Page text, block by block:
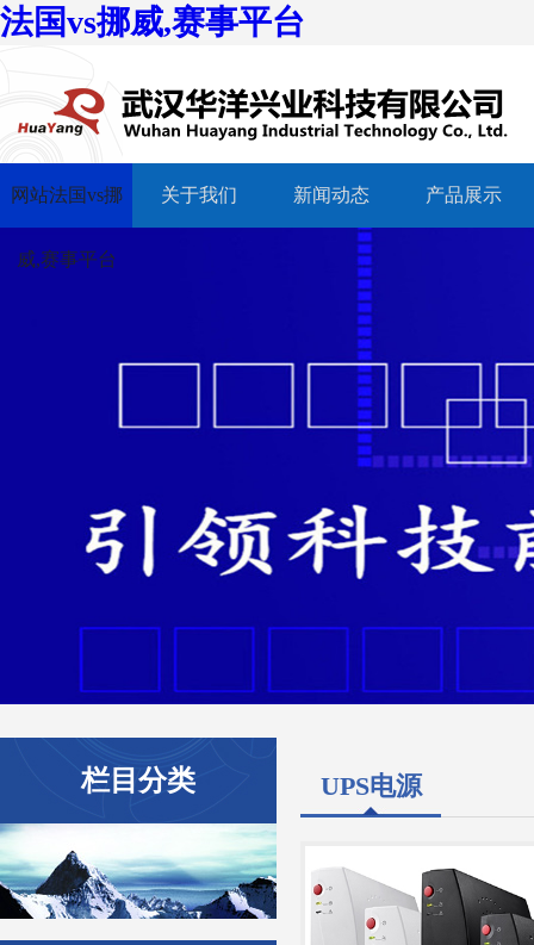
法国vs挪威,赛事平台
网站法国vs挪
威,赛事平台
关于我们 新闻动态 产品展示
栏目分类 UPS电源